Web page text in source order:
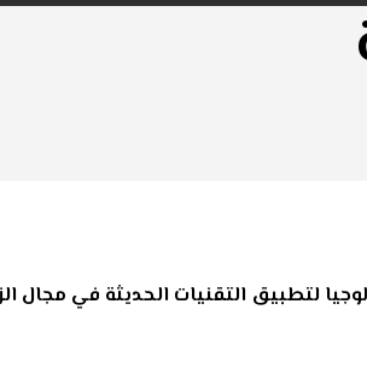
لتطبيق التقنيات الحديثة في مجال